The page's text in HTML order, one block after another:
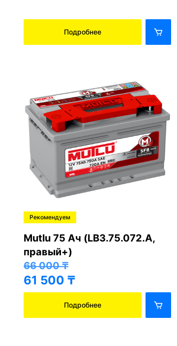
Подробнее
Рекомендуем
Mutlu 75 Ач (LB3.75.072.A,
правый+)
66 000₸
61 500 ₸
Подробнее